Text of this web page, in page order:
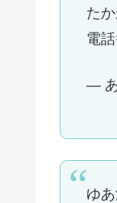
た
電
—
ゆ